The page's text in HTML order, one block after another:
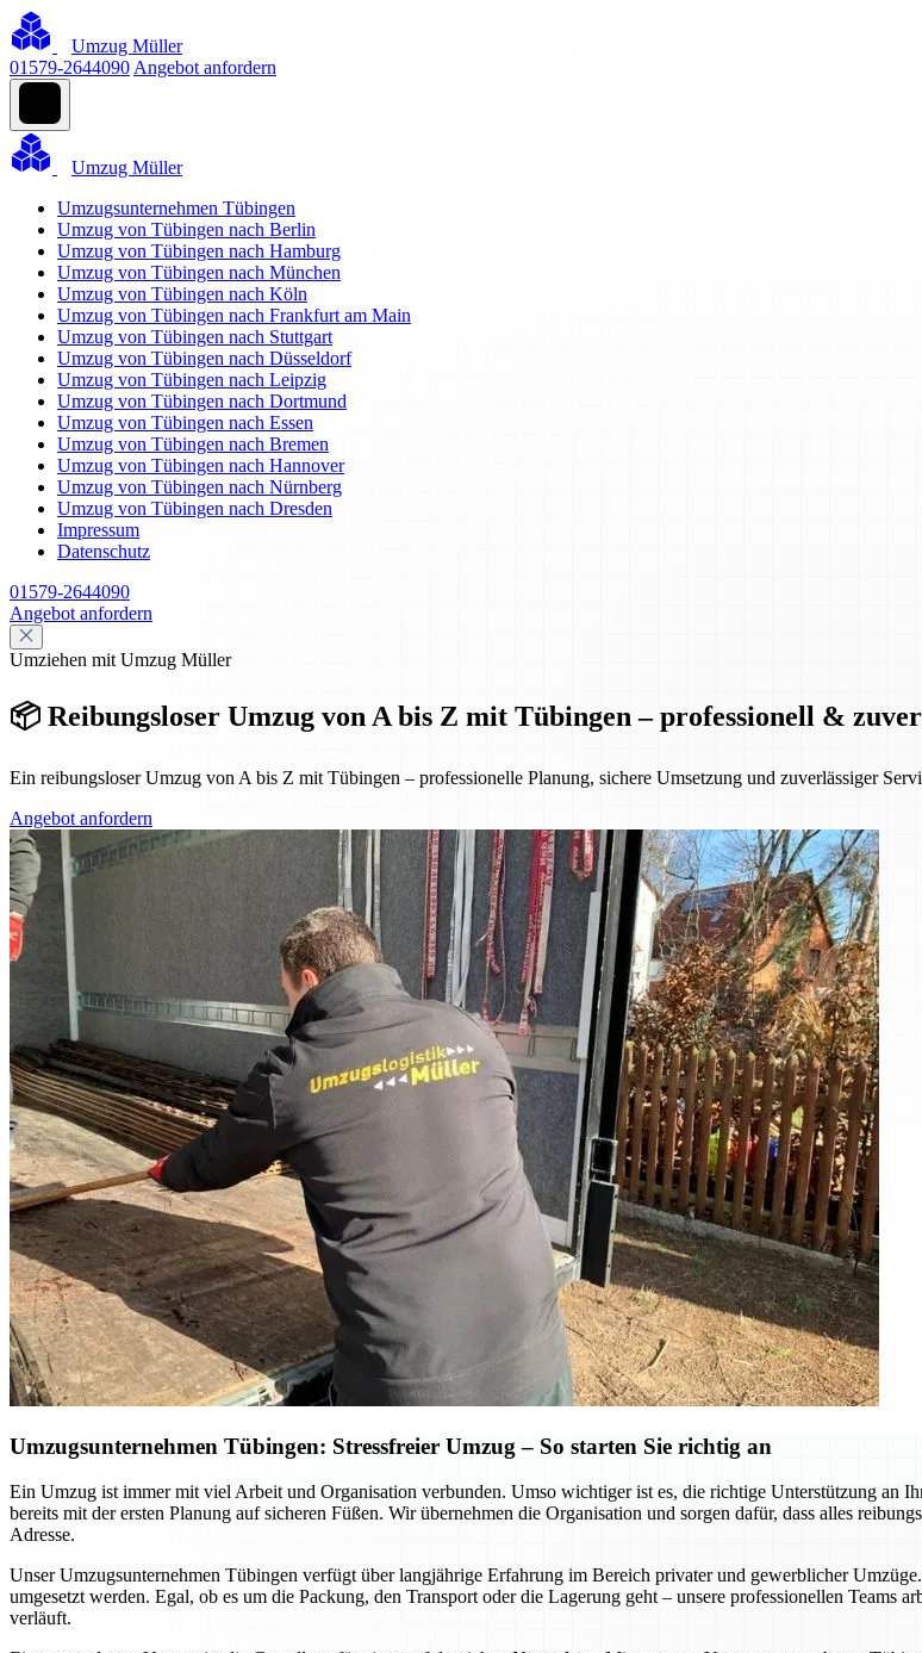
Umzug Müller
01579-2644090 Angebot anfordern
Umzug Müller
Umzugsunternehmen Tübingen
Umzug von Tübingen nach Berlin
Umzug von Tübingen nach Hamburg
Umzug von Tübingen nach München
Umzug von Tübingen nach Köln
Umzug von Tübingen nach Frankfurt am Main
Umzug von Tübingen nach Stuttgart
Umzug von Tübingen nach Düsseldorf
Umzug von Tübingen nach Leipzig
Umzug von Tübingen nach Dortmund
Umzug von Tübingen nach Essen
Umzug von Tübingen nach Bremen
Umzug von Tübingen nach Hannover
Umzug von Tübingen nach Nürnberg
Umzug von Tübingen nach Dresden
Impressum
Datenschutz
01579-2644090
Angebot anfordern
Umziehen mit Umzug Müller
📦 Reibungsloser Umzug von A bis Z mit Tübingen – professionell &
Ein reibungsloser Umzug von A bis Z mit Tübingen – professionelle Planung, sichere Umsetzung und zuverlässiger
Angebot anfordern
Umzugsunternehmen Tübingen: Stressfreier Umzug – So starten Sie richtig an
Ein Umzug ist immer mit viel Arbeit und Organisation verbunden. Umso wichtiger ist es, die richtige Unterstützung an
bereits mit der ersten Planung auf sicheren Füßen. Wir übernehmen die Organisation und sorgen dafür, dass alles
Adresse.
Unser Umzugsunternehmen Tübingen verfügt über langjährige Erfahrung im Bereich privater und gewerblicher
umgesetzt werden. Egal, ob es um die Packung, den Transport oder die Lagerung geht – unsere professionellen Teams
verläuft.